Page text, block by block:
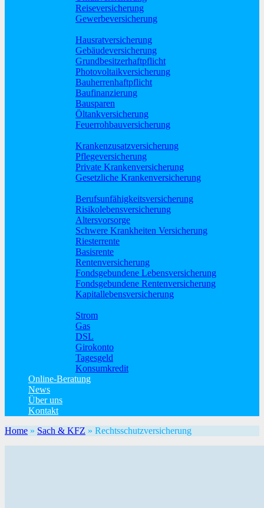
Reiseversicherung
Gewerbeversicherung
Hausratversicherung
Gebäudeversicherung
Grundbesitzerhaftpflicht
Photovoltaikversicherung
Bauherrenhaftpflicht
Baufinanzierung
Bausparen
Öltankversicherung
Feuerrohbauversicherung
Krankenzusatzversicherung
Pflegeversicherung
Private Krankenversicherung
Gesetzliche Krankenversicherung
Berufs­unfähigkeitsversicherung
Risikolebensversicherung
Altersvorsorge
Schwere Krankheiten Versicherung
Riesterrente
Basisrente
Rentenversicherung
Fondsgebundene Lebensversicherung
Fondsgebundene Rentenversicherung
Kapitallebensversicherung
Strom
Gas
DSL
Girokonto
Tagesgeld
Konsumkredit
Online-Beratung
News
Über uns
Kontakt
Home » Sach & KFZ » Rechtsschutzversicherung